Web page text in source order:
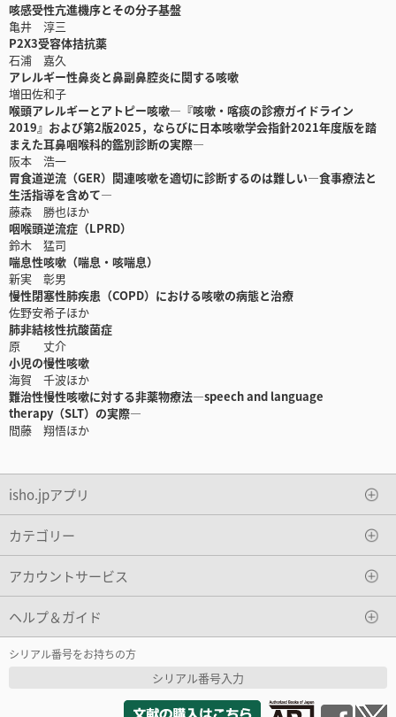
咳感受性亢進機序とその分子基盤
亀井 淳三
P2X3受容体拮抗薬
石浦 嘉久
アレルギー性鼻炎と鼻副鼻腔炎に関する咳嗽
増田佐和子
喉頭アレルギーとアトピー咳嗽―『咳嗽・喀痰の診療ガイドライン
2019』および第2版2025，ならびに日本咳嗽学会指針2021年度版を踏
まえた耳鼻咽喉科的鑑別診断の実際―
阪本 浩一
胃食道逆流（GER）関連咳嗽を適切に診断するのは難しい―食事療法と
生活指導を含めて―
藤森 勝也ほか
咽喉頭逆流症（LPRD）
鈴木 猛司
喘息性咳嗽（喘息・咳喘息）
新実 彰男
慢性閉塞性肺疾患（COPD）における咳嗽の病態と治療
佐野安希子ほか
肺非結核性抗酸菌症
原 丈介
小児の慢性咳嗽
海賀 千波ほか
難治性慢性咳嗽に対する非薬物療法―speech and language
therapy（SLT）の実際―
間藤 翔悟ほか
isho.jpアプリ
カテゴリー
アカウントサービス
ヘルプ＆ガイド
シリアル番号をお持ちの方
シリアル番号入力